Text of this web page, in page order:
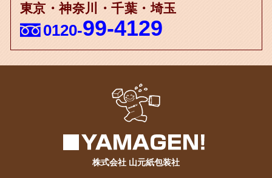
東京・神奈川・千葉・埼玉
0120-99-4129
株式会社 山元紙包装社